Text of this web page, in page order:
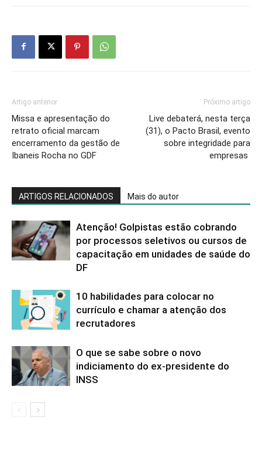
Artigo anterior
Missa e apresentação do
retrato oficial marcam
encerramento da gestão de
Ibaneis Rocha no GDF
Próximo artigo
Live debaterá, nesta terça
(31), o Pacto Brasil, evento
sobre integridade para
empresas
ARTIGOS RELACIONADOS Mais do autor
Atenção! Golpistas estão cobrando
por processos seletivos ou cursos de
capacitação em unidades de saúde do
DF
10 habilidades para colocar no
currículo e chamar a atenção dos
recrutadores
O que se sabe sobre o novo
indiciamento do ex-presidente do
INSS